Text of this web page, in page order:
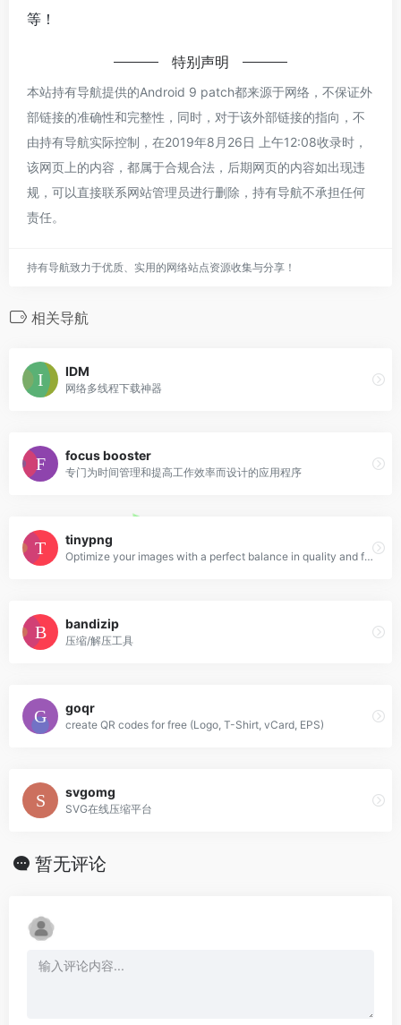
等！
特别声明
本站持有导航提供的Android 9 patch都来源于网络，不保证外
部链接的准确性和完整性，同时，对于该外部链接的指向，不
由持有导航实际控制，在2019年8月26日 上午12:08收录时，
该网页上的内容，都属于合规合法，后期网页的内容如出现违
规，可以直接联系网站管理员进行删除，持有导航不承担任何
责任。
持有导航致力于优质、实用的网络站点资源收集与分享！
相关导航
IDM
网络多线程下载神器
focus booster
专门为时间管理和提高工作效率而设计的应用程序
tinypng
Optimize your images with a perfect balance in quality and file size.
bandizip
压缩/解压工具
goqr
create QR codes for free (Logo, T-Shirt, vCard, EPS)
svgomg
SVG在线压缩平台
暂无评论